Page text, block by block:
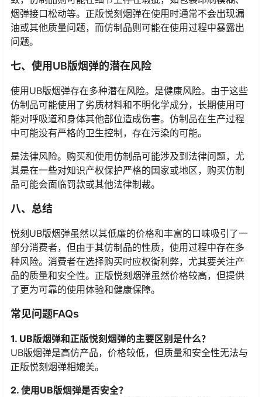
烟弹接口松动等。正版悦刻烟弹在使用时通常不会出现漏
油或其他质量问题，而仿制品则可能在使用过程中暴露出
问题。
七、使用UB版烟弹的潜在风险
使用UB版烟弹存在多种潜在风险。是健康风险。由于这些
仿制品可能使用了劣质材料和不明化学成分，长期使用可
能对呼吸道和身体其他部位造成伤害。仿制品在生产过程
中可能没有严格的卫生控制，存在污染的可能。
是法律风险。购买和使用仿制品可能涉及到法律问题，尤
其是在一些对知识产权保护严格的国家或地区，购买仿制
品可能会面临罚款或其他法律制裁。
八、总结
悦刻UB版烟弹虽然以其低廉的价格和丰富的口味吸引了一
部分消费者，但由于其仿制品的性质，使用过程中存在多
种风险。消费者在选择购买时应权衡利弊，尤其要关注产
品的质量和安全性。正版悦刻烟弹虽然价格较高，但提供
了更为可靠的使用体验和健康保障。
常见问题FAQs
1. UB版烟弹和正版悦刻烟弹的主要区别是什么？
UB版烟弹是高仿产品，价格较低，但质量和安全性无法与
正版悦刻烟弹相媲美。
2. 使用UB版烟弹是否安全？